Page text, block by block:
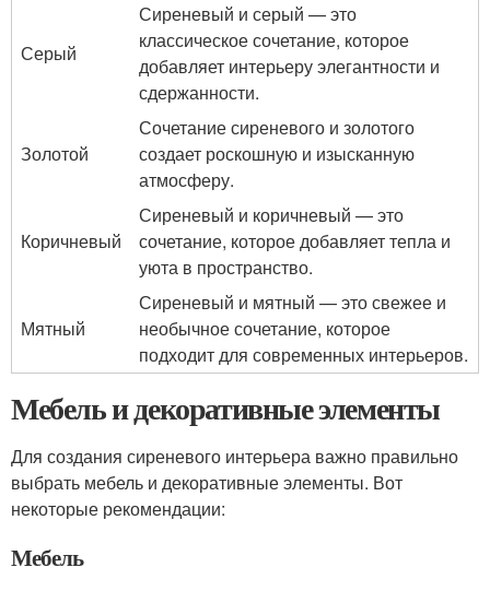
Серый
Сиреневый и серый — это
классическое сочетание, которое
добавляет интерьеру элегантности и
сдержанности.
Золотой
Сочетание сиреневого и золотого
создает роскошную и изысканную
атмосферу.
Коричневый
Сиреневый и коричневый — это
сочетание, которое добавляет тепла и
уюта в пространство.
Мятный
Сиреневый и мятный — это свежее и
необычное сочетание, которое
подходит для современных интерьеров.
Мебель и декоративные элементы
Для создания сиреневого интерьера важно правильно
выбрать мебель и декоративные элементы. Вот
некоторые рекомендации:
Мебель